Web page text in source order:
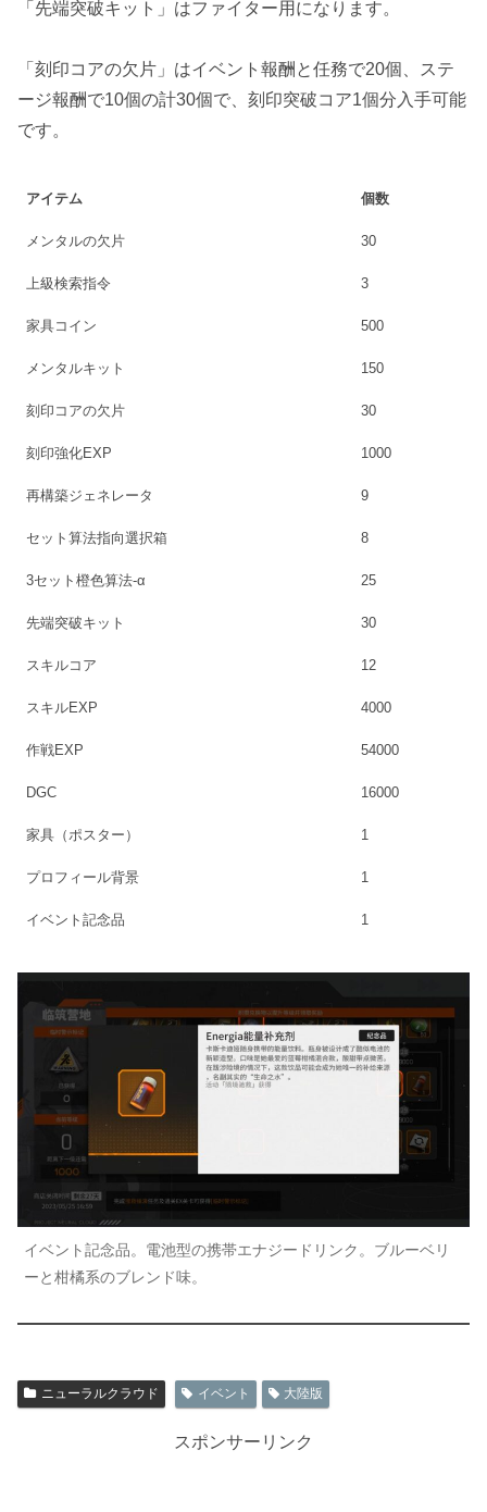
「先端突破キット」はファイター用になります。
「刻印コアの欠片」はイベント報酬と任務で20個、ステ
ージ報酬で10個の計30個で、刻印突破コア1個分入手可能
です。
アイテム 個数
メンタルの欠片 30
上級検索指令 3
家具コイン 500
メンタルキット 150
刻印コアの欠片 30
刻印強化EXP 1000
再構築ジェネレータ 9
セット算法指向選択箱 8
3セット橙色算法-α 25
先端突破キット 30
スキルコア 12
スキルEXP 4000
作戦EXP 54000
DGC 16000
家具（ポスター） 1
プロフィール背景 1
イベント記念品 1
イベント記念品。電池型の携帯エナジードリンク。ブルーベリ
ーと柑橘系のブレンド味。
ニューラルクラウド イベント 大陸版
スポンサーリンク